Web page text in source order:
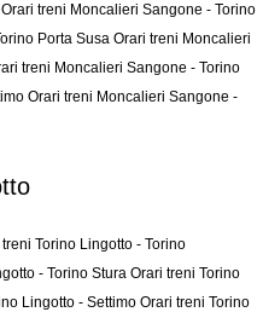
Orari treni Moncalieri Sangone - Torino
Porta Susa Orari treni Moncalieri
treni Moncalieri Sangone - Torino
Orari treni Moncalieri Sangone -
Torino Lingotto - Torino
- Torino Stura Orari treni Torino
Lingotto - Settimo Orari treni Torino